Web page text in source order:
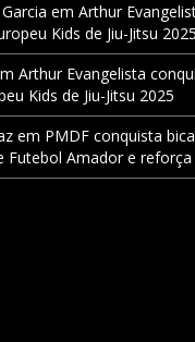
em Arthur
Kids de Jiu-Jitsu 2025
Arthur Evangelista
Kids de Jiu-Jitsu 2025
em PMDF conquista
Futebol Amador e